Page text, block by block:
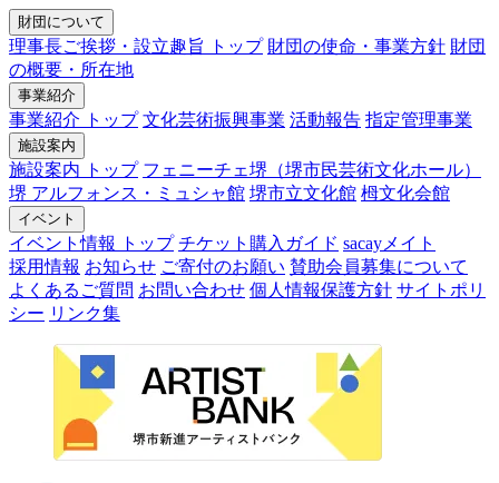
財団について
理事長ご挨拶・設立趣旨 トップ 財団の使命・事業方針 財団
の概要・所在地
事業紹介
事業紹介 トップ 文化芸術振興事業 活動報告 指定管理事業
施設案内
施設案内 トップ フェニーチェ堺（堺市民芸術文化ホール）
堺 アルフォンス・ミュシャ館 堺市立文化館 栂文化会館
イベント
イベント情報 トップ チケット購入ガイド sacayメイト
採用情報 お知らせ ご寄付のお願い 賛助会員募集について
よくあるご質問 お問い合わせ 個人情報保護方針 サイトポリ
シー リンク集